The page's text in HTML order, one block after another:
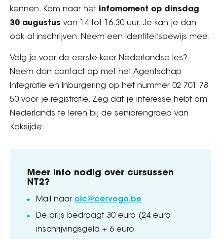
kennen. Kom naar het infomoment op dinsdag
30 augustus van 14 tot 16.30 uur. Je kan je dan
ook al inschrijven. Neem een identiteitsbewijs mee.
Volg je voor de eerste keer Nederlandse les?
Neem dan contact op met het Agentschap
Integratie en Inburgering op het nummer 02 701 78
50 voor je registratie. Zeg dat je interesse hebt om
Nederlands te leren bij de seniorengroep van
Koksijde.
Meer info nodig over cursussen
NT2?
Mail naar olc@cervogo.be
De prijs bedraagt 30 euro (24 euro
inschrijvingsgeld + 6 euro